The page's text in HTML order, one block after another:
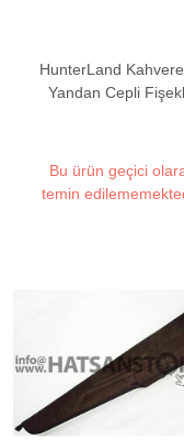
HunterLand
Yandan Cepli
Bu ürün geçici
temin